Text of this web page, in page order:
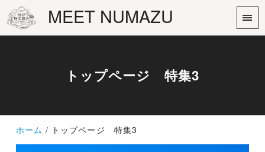
MEET NUMAZU
トップページ 特集3
ホーム トップページ 特集3